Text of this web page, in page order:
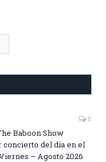
0
Baboon Show
del día en el
– Agosto 2026